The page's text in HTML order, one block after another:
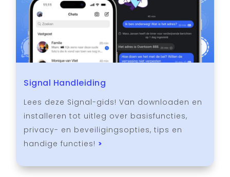
Signal Handleiding
Lees deze Signal-gids! Van downloaden en
installeren tot uitleg over basisfuncties,
privacy- en beveiligingsopties, tips en
handige functies! >